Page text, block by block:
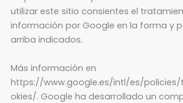
utilizar este sitio consientes el
información por Google en la forma y
arriba indicados.
Más información en
https://www.google.es/intl/es/
okies/. Google ha desarrollado un